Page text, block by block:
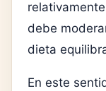
debe
dieta
En este